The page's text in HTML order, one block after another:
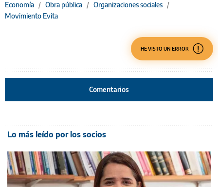
Economía / Obra pública / Organizaciones sociales /
Movimiento Evita
HE VISTO UN ERROR
Comentarios
Lo más leído por los socios